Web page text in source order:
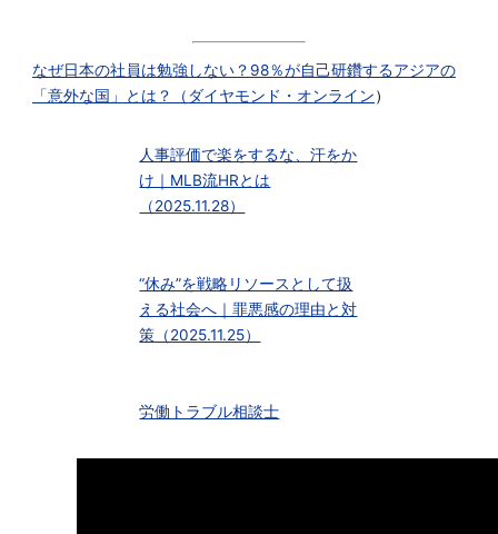
なぜ日本の社員は勉強しない？98％が自己研鑽するアジアの
「意外な国」とは？（ ダイヤモンド・オンライン）
人事評価で楽をするな、汗をか
け｜MLB流HRとは
（2025.11.28）
“休み”を戦略リソースとして扱
える社会へ｜罪悪感の理由と対
策（2025.11.25）
労働トラブル相談士